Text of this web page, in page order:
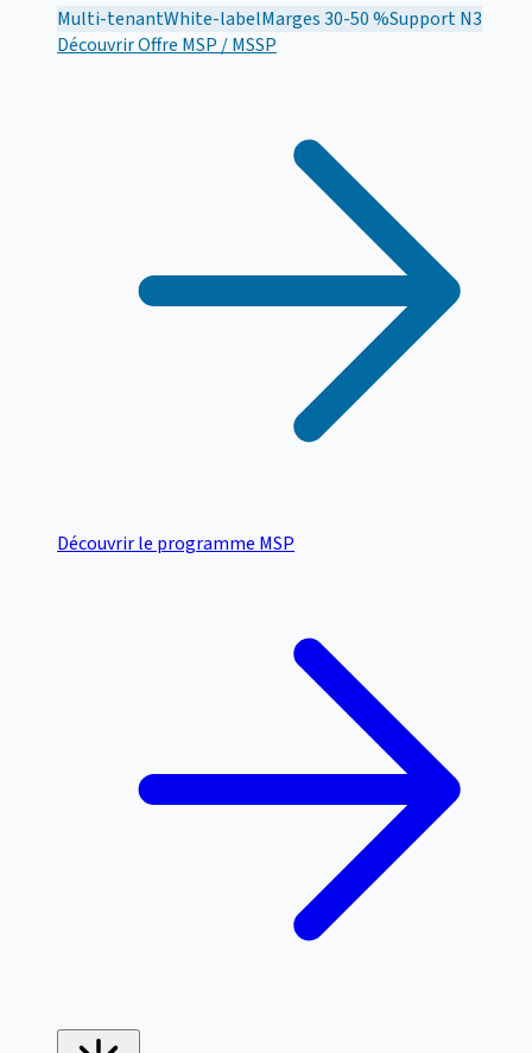
Multi-tenantWhite-labelMarges 30-50 %Support N3
DécouvrirOffre MSP / MSSP
Découvrir le programme MSP